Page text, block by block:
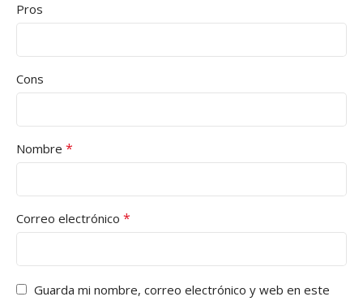
Pros
Cons
Nombre *
Correo electrónico *
Guarda mi nombre, correo electrónico y web en este